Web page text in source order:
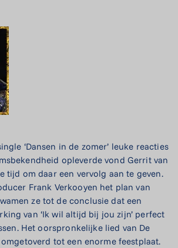
‘Dansen in de zomer’ leuke reacties
opleverde vond Gerrit van
tijd om daar een vervolg aan te geven.
Frank Verkooyen het plan van
ze tot de conclusie dat een
van ‘Ik wil altijd bij jou zijn’ perfect
Het oorspronkelijke lied van De
tot een enorme feestplaat.